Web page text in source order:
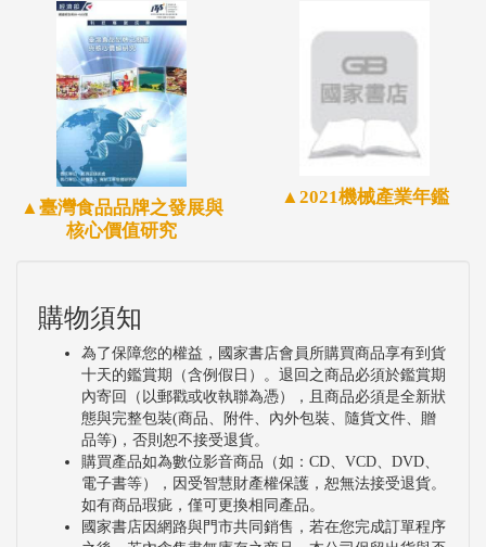
▲臺灣食品品牌之發展與
核心價值研究
▲2021機械產業年鑑
購物須知
為了保障您的權益，國家書店會員所購買商品享有到貨
十天的鑑賞期（含例假日）。退回之商品必須於鑑賞期
內寄回（以郵戳或收執聯為憑），且商品必須是全新狀
態與完整包裝(商品、附件、內外包裝、隨貨文件、贈
品等)，否則恕不接受退貨。
購買產品如為數位影音商品（如：CD、VCD、DVD、
電子書等），因受智慧財產權保護，恕無法接受退貨。
如有商品瑕疵，僅可更換相同產品。
國家書店因網路與門市共同銷售，若在您完成訂單程序